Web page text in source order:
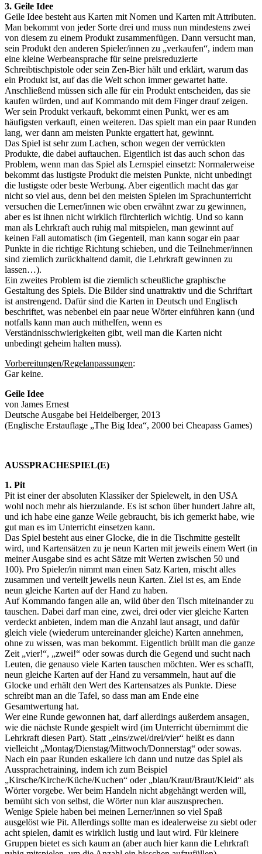
3. Geile Idee
Geile Idee besteht aus Karten mit Nomen und Karten mit Attributen.
Man bekommt von jeder Sorte drei und muss nun mindestens zwei
von diesem zu einem Produkt zusammenfügen. Dann versucht man,
sein Produkt den anderen Spieler/innen zu „verkaufen“, indem man
eine kleine Werbeansprache für seine preisreduzierte
Schreibtischpistole oder sein Zen-Bier hält und erklärt, warum das
ein Produkt ist, auf das die Welt schon immer gewartet hatte.
Anschließend müssen sich alle für ein Produkt entscheiden, das sie
kaufen würden, und auf Kommando mit dem Finger drauf zeigen.
Wer sein Produkt verkauft, bekommt einen Punkt, wer es am
häufigsten verkauft, einen weiteren. Das spielt man ein paar Runden
lang, wer dann am meisten Punkte ergattert hat, gewinnt.
Das Spiel ist sehr zum Lachen, schon wegen der verrückten
Produkte, die dabei auftauchen. Eigentlich ist das auch schon das
Problem, wenn man das Spiel als Lernspiel einsetzt: Normalerweise
bekommt das lustigste Produkt die meisten Punkte, nicht unbedingt
die lustigste oder beste Werbung. Aber eigentlich macht das gar
nicht so viel aus, denn bei den meisten Spielen im Sprachunterricht
versuchen die Lerner/innen wie oben erwähnt zwar zu gewinnen,
aber es ist ihnen nicht wirklich fürchterlich wichtig. Und so kann
man als Lehrkraft auch ruhig mal mitspielen, man gewinnt auf
keinen Fall automatisch (im Gegenteil, man kann sogar ein paar
Punkte in die richtige Richtung schieben, und die Teilnehmer/innen
sind ziemlich zurückhaltend damit, die Lehrkraft gewinnen zu
lassen…).
Ein zweites Problem ist die ziemlich scheußliche graphische
Gestaltung des Spiels. Die Bilder sind unattraktiv und die Schriftart
ist anstrengend. Dafür sind die Karten in Deutsch und Englisch
beschriftet, was nebenbei ein paar neue Wörter einführen kann (und
notfalls kann man auch mithelfen, wenn es
Verständnisschwierigkeiten gibt, weil man die Karten nicht
unbedingt geheim halten muss).
Vorbereitungen/Regelanpassungen:
Gar keine.
Geile Idee
von James Ernest
Deutsche Ausgabe bei Heidelberger, 2013
(Englische Erstauflage „The Big Idea“, 2000 bei Cheapass Games)
AUSSPRACHESPIEL(E)
1. Pit
Pit ist einer der absoluten Klassiker der Spielewelt, in den USA
wohl noch mehr als hierzulande. Es ist schon über hundert Jahre alt,
und ich habe eine ganze Weile gebraucht, bis ich gemerkt habe, wie
gut man es im Unterricht einsetzen kann.
Das Spiel besteht aus einer Glocke, die in die Tischmitte gestellt
wird, und Kartensätzen zu je neun Karten mit jeweils einem Wert (in
meiner Ausgabe sind es acht Sätze mit Werten zwischen 50 und
100). Pro Spieler/in nimmt man einen Satz Karten, mischt alles
zusammen und verteilt jeweils neun Karten. Ziel ist es, am Ende
neun gleiche Karten auf der Hand zu haben.
Auf Kommando fangen alle an, wild über den Tisch miteinander zu
tauschen. Dabei darf man eine, zwei, drei oder vier gleiche Karten
verdeckt anbieten, indem man die Anzahl laut ansagt, und dafür
gleich viele (wiederum untereinander gleiche) Karten annehmen,
ohne zu wissen, was man bekommt. Eigentlich brüllt man die ganze
Zeit „vier!“, „zwei!“ oder sowas durch die Gegend und sucht nach
Leuten, die genauso viele Karten tauschen möchten. Wer es schafft,
neun gleiche Karten auf der Hand zu versammeln, haut auf die
Glocke und erhält den Wert des Kartensatzes als Punkte. Diese
schreibt man an die Tafel, so dass man am Ende eine
Gesamtwertung hat.
Wer eine Runde gewonnen hat, darf allerdings außerdem ansagen,
wie die nächste Runde gespielt wird (im Unterricht übernimmt die
Lehrkraft diesen Part). Statt „eins/zwei/drei/vier“ heißt es dann
vielleicht „Montag/Dienstag/Mittwoch/Donnerstag“ oder sowas.
Nach ein paar Runden eskaliere ich dann und nutze das Spiel als
Aussprachetraining, indem ich zum Beispiel
„Kirsche/Kirche/Küche/Kuchen“ oder „blau/Kraut/Braut/Kleid“ als
Wörter vorgebe. Wer beim Handeln nicht abgehängt werden will,
bemüht sich von selbst, die Wörter nun klar auszusprechen.
Wenige Spiele haben bei meinen Lerner/innen so viel Spaß
ausgelöst wie Pit. Allerdings sollte man es idealerweise zu siebt oder
acht spielen, damit es wirklich lustig und laut wird. Für kleinere
Gruppen bietet es sich kaum an (aber auch hier kann die Lehrkraft